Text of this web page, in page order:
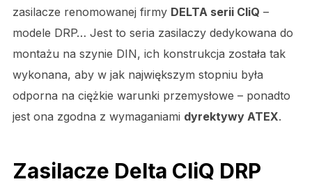
zasilacze renomowanej firmy DELTA serii CliQ –
modele DRP… Jest to seria zasilaczy dedykowana do
montażu na szynie DIN, ich konstrukcja została tak
wykonana, aby w jak największym stopniu była
odporna na ciężkie warunki przemysłowe – ponadto
jest ona zgodna z wymaganiami dyrektywy ATEX.
Zasilacze Delta CliQ DRP